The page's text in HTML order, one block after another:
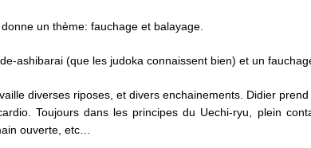
un thème: fauchage et balayage.
ashibarai (que les judoka connaissent bien) et un
diverses riposes, et divers enchainements. Didier
Toujours dans les principes du Uechi-ryu, plein
ouverte, etc…